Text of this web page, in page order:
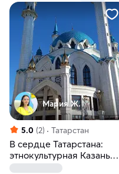
Мария Ж.
5.0 (2) Татарстан
В сердце Татарстана:
этнокультурная Казань.
Автобусный тур из Перми